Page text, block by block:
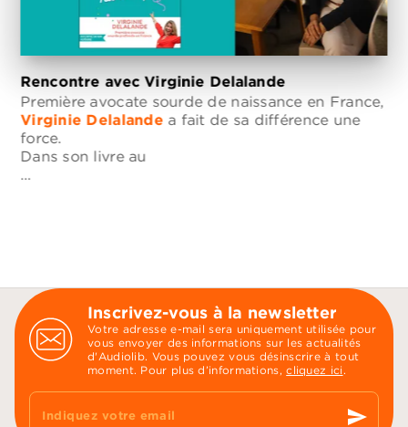
Rencontre avec Virginie Delalande
Première avocate sourde de naissance en France,
Virginie Delalande a fait de sa différence une
force.
Dans son livre au
…
Inscrivez-vous à la newsletter
Votre adresse e-mail sera uniquement utilisée pour
vous envoyer des informations sur les actualités
d'Audiolib. Vous pouvez vous désinscrire à tout
moment. Pour plus d’informations,cliquez ici .
Indiquez votre email send